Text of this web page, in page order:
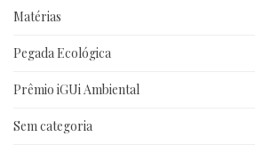
Matérias
Pegada Ecológica
Prêmio iGUi Ambiental
Sem categoria